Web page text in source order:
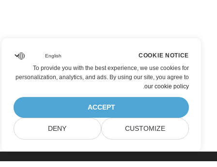
COOKIE NOTICE
To provide you with the best experience, we use cookies for
personalization, analytics, and ads. By using our site, you agree to
our cookie policy
.
ACCEPT
CUSTOMIZE
DENY